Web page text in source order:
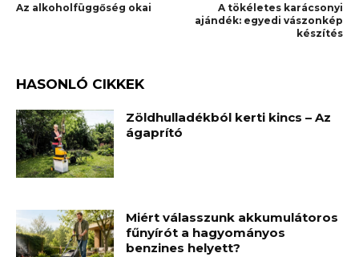
Az alkoholfüggőség okai
A tökéletes karácsonyi
ajándék: egyedi vászonkép
készítés
HASONLÓ CIKKEK
Zöldhulladékból kerti kincs – Az
ágaprító
Miért válasszunk akkumulátoros
fűnyírót a hagyományos
benzines helyett?